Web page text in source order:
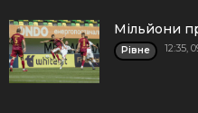
Мільйони
Рівне 12:35,